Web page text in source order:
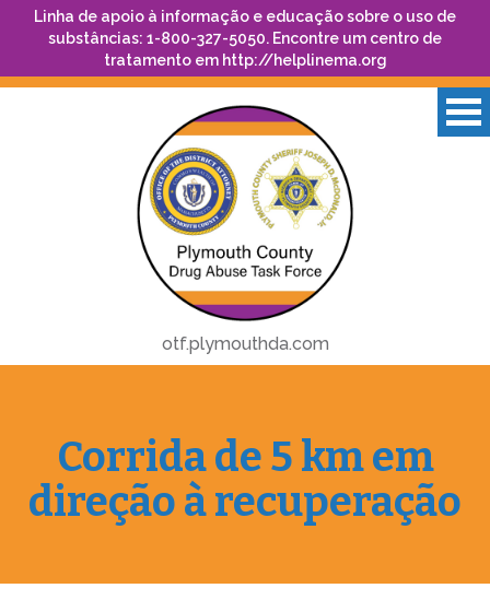
Linha de apoio à informação e educação sobre o uso de
substâncias: 1-800-327-5050. Encontre um centro de
tratamento em http://helplinema.org
otf.plymouthda.com
Corrida de 5 km em
direção à recuperação